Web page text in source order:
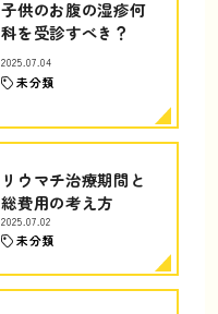
子供のお腹の湿疹何
科を受診すべき？
2025.07.04
未分類
リウマチ治療期間と
総費用の考え方
2025.07.02
未分類